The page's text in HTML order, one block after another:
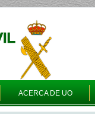
ACERCA DE UO